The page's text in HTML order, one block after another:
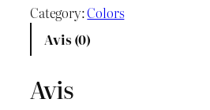
a
t
t
Category:Colors
Avis (0)
Avis